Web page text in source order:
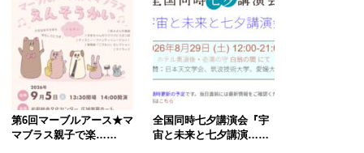
第6回マーブルアース★マ
マブラス親子で楽……
全国同時七夕講演会『宇
宙と未来と七夕講演……